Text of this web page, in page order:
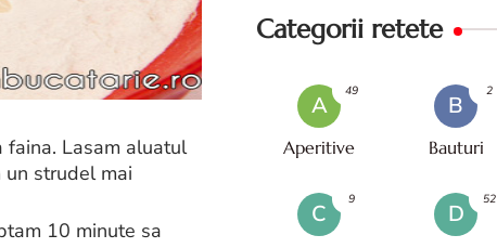
Lasam aluatul
strudel mai
10 minute sa
Categorii retete
A
Aperitive
49
B
Bauturi
2
C
9
D
52